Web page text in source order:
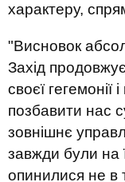
характеру,
"Висновок
Захід
своєї гегемонії
позбавити нас
зовнішнє
завжди були на
опинилися не в